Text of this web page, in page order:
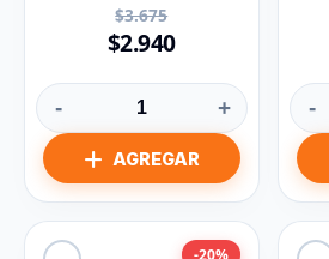
La Izquierda
$3.675
$2.940
- + -
-20%